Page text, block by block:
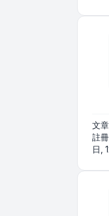
文
註
日,